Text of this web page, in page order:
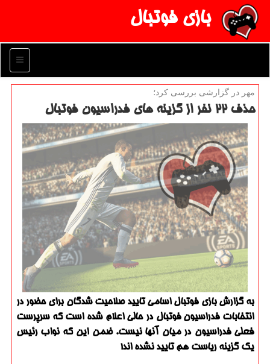
بازی فوتبال
منو
مهر در گزارشی بررسی كرد؛
حذف ۲۲ نفر از گزینه های فدراسیون فوتبال
به گزارش بازی فوتبال اسامی تایید صلاحیت شدگان برای حضور در
انتخابات فدراسیون فوتبال در حالی اعلام شده است که سرپرست
فعلی فدراسیون در میان آنها نیست. ضمن این که نواب رئیس
یک گزینه ریاست هم تایید نشده اند!